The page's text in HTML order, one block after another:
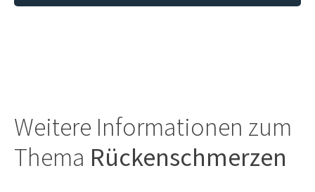
Weitere Informationen zum
Thema Rückenschmerzen